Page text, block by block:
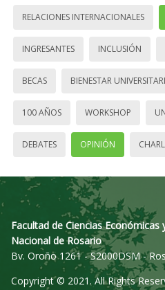
RELACIONES INTERNACIONALES
INGRESANTES INCLUSIÓN
BECAS BIENESTAR
100 AÑOS WORKSHOP
DEBATES OPINIÓN
Facultad de Ciencias Económicas
Nacional de Rosario
Bv. Oroño 1261 - S2000DSM -
Copyright © 2021. All Rights